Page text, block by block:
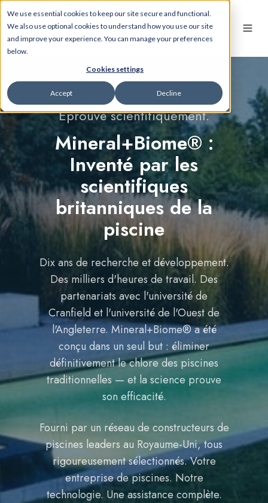
We use essential cookies to keep our site secure and functional.
We also use optional cookies to understand how you use our site
and improve your experience. You can manage your preferences
below.
Cookies settings
Accept Decline
Développé au Royaume-Uni.
Éprouvé scientifiquement.
Mineral+Biome® :
Inventé par les
scientifiques
britanniques de la
piscine
Dix ans de recherche et développement.
Des milliers d'heures de travail. Des
partenariats avec l'université de
Cranfield et l'université de l'Ouest de
l'Angleterre. Mineral+Biome® a été
conçu dans un seul but : éliminer
définitivement le chlore des piscines
traditionnelles — et la science prouve
son efficacité.
Fourni par un réseau de constructeurs de
piscines leaders au Royaume-Uni, tous
rigoureusement sélectionnés. Votre
entreprise de piscines. Notre
technologie. Une assistance complète.